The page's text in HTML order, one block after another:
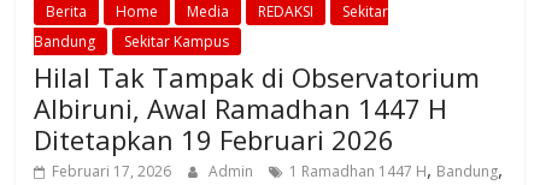
Berita Home Media REDAKSI
Sekitar
Bandung
Sekitar Kampus
Hilal Tak Tampak di Observatorium
Albiruni, Awal Ramadhan 1447 H
Ditetapkan 19 Februari 2026
Februari 17, 2026 Admin 1 Ramadhan 1447 H, Bandung,